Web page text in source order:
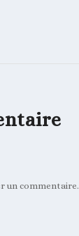
un commentaire.